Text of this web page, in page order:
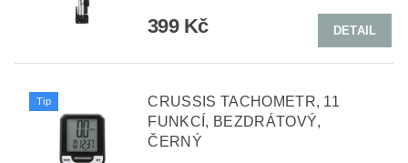
399 Kč DETAIL
Tip
CRUSSIS TACHOMETR, 11
FUNKCÍ, BEZDRÁTOVÝ,
ČERNÝ